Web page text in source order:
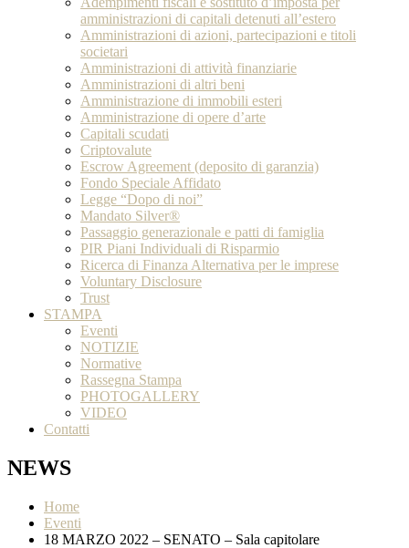
amministrazioni di capitali detenuti all’estero
Amministrazioni di azioni, partecipazioni e titoli
societari
Amministrazioni di attività finanziarie
Amministrazioni di altri beni
Amministrazione di immobili esteri
Amministrazione di opere d’arte
Capitali scudati
Criptovalute
Escrow Agreement (deposito di garanzia)
Fondo Speciale Affidato
Legge “Dopo di noi”
Mandato Silver®
Passaggio generazionale e patti di famiglia
PIR Piani Individuali di Risparmio
Ricerca di Finanza Alternativa per le imprese
Voluntary Disclosure
Trust
STAMPA
Eventi
NOTIZIE
Normative
Rassegna Stampa
PHOTOGALLERY
VIDEO
Contatti
NEWS
Home
Eventi
18 MARZO 2022 – SENATO – Sala capitolare